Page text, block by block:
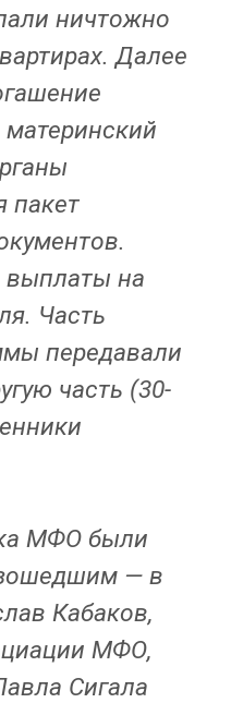
ничтожно
Далее
пакет
выплаты на
Часть
передавали
часть (30-
МФО были
— в
Кабаков,
МФО,
Сигала